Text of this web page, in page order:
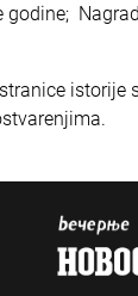
godine;
istorije